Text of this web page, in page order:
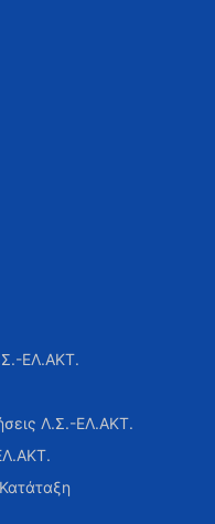
ΕΛ.ΑΚΤ.
Λ.Σ.-ΕΛ.ΑΚΤ.